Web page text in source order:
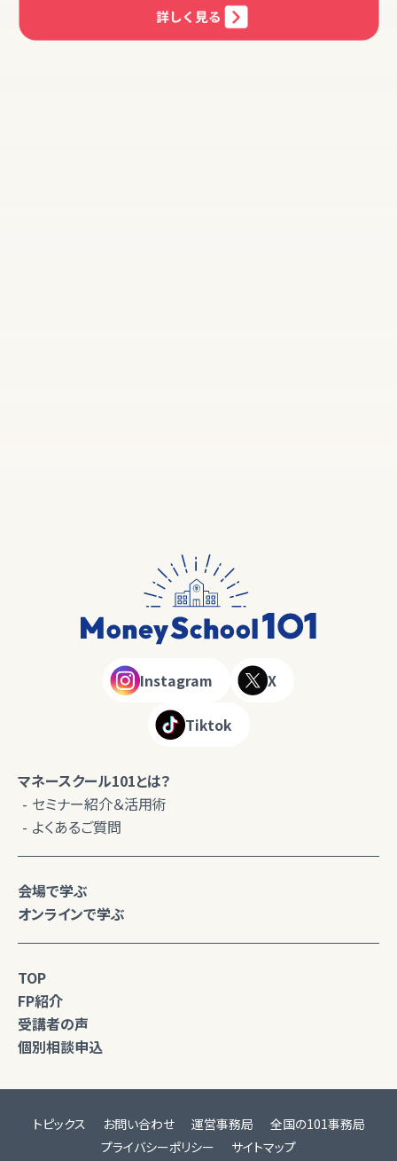
Instagram X
Tiktok
マネースクール101とは？
セミナー紹介＆活用術
よくあるご質問
会場で学ぶ
オンラインで学ぶ
TOP
FP紹介
受講者の声
個別相談申込
トピックス お問い合わせ 運営事務局
全国の101事務局
プライバシーポリシー
サイトマップ